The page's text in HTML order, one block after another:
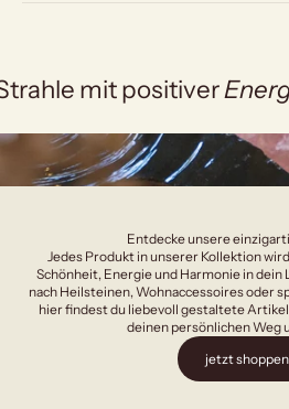
mit positiver
Entdecke unsere
Jedes Produkt in unserer Kollektion
Schönheit, Energie und Harmonie in dein
nach Heilsteinen, Wohnaccessoires oder
hier findest du liebevoll gestaltete
deinen persönlichen Weg
jetzt shoppen